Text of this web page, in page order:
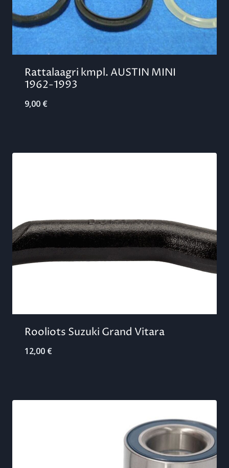
Rattalaagri kmpl. AUSTIN MINI
1962-1993
9,00 €
Rooliots Suzuki Grand Vitara
12,00 €